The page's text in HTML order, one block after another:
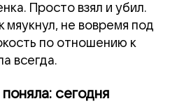
Просто взял и убил.
мяукнул, не вовремя под
по отношению к
всегда.
сегодня